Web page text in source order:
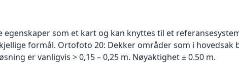
som et kart og kan knyttes til et
formål. Ortofoto 20: Dekker områder som i hovedsak
er vanligvis > 0,15 – 0,25 m. Nøyaktighet ± 0.50 m.